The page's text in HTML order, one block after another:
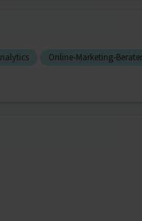
Online-Marketing-Berater